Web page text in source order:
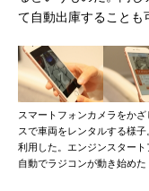
て自動出庫することも
スマートフォンカメラをか
スで車両をレンタルする様
利用した。エンジンスタート
自動でラジコンが動き始めた